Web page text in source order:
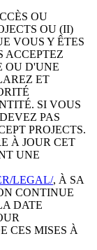
OU
OU (II)
VOUS Y ÊTES
ACCEPTEZ
OU D'UNE
ET
SI VOUS
PAS
PROJECTS.
À JOUR CET
UNE
LEGAL/, À SA
CONTINUE
DATE
CES MISES À